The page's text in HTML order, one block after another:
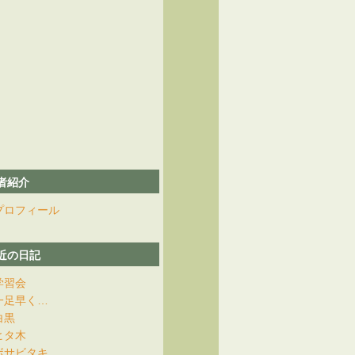
紹介
ロフィール
の日記
習会
足早く…
黒
タ木